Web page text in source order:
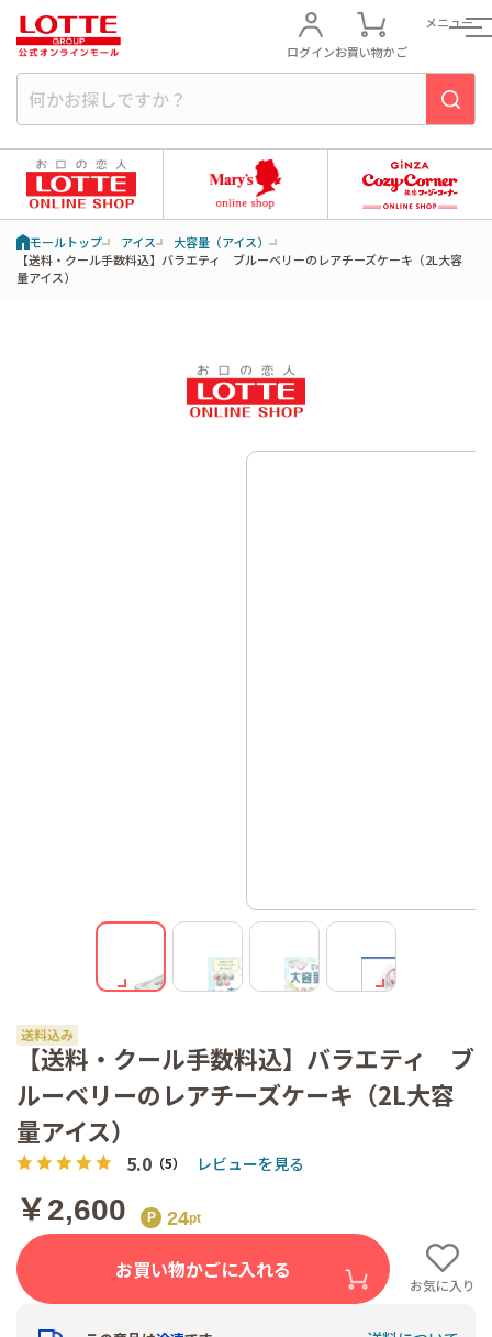
ログインお買い物かご
メニュー
モールトップ アイス
大容量（アイス）
【送料・クール手数料込】バラエティ ブルーベリーのレアチーズケーキ（2L大容
量アイス）
【送料・クール手数料込】バラエティ ブ
ルーベリーのレアチーズケーキ（2L大容
量アイス）
5.0 （5） レビューを見る
￥2,600 24
お買い物かごに入れる
お気に入り